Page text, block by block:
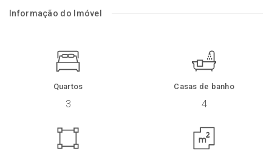
Informação do Imóvel
Quartos
3
Casas de banho
4